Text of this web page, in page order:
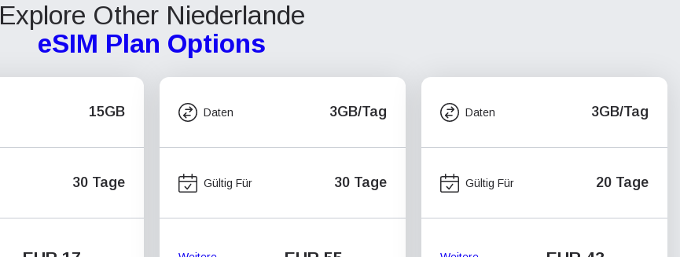
Explore Other Niederlande
eSIM Plan Options
15GB
30 Tage
Daten 3GB/Tag
Gültig Für 30 Tage
Daten 3GB/Tag
Gültig Für 20 Tage